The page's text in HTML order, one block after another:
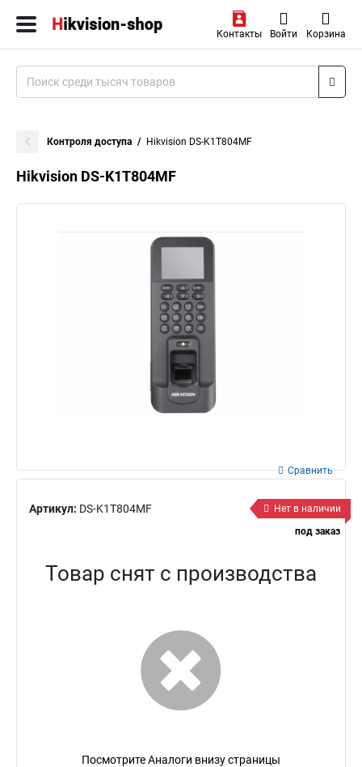
Контакты Войти Корзина
Контроля доступа Hikvision DS-K1T804MF
Hikvision DS-K1T804MF
Артикул: DS-K1T804MF
Сравнить
Нет в наличии
под заказ
Товар снят с производства
Посмотрите Аналоги внизу страницы